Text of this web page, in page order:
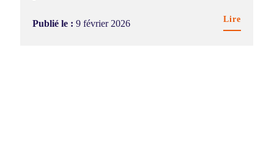
Publié le :9 février 2026 Lire